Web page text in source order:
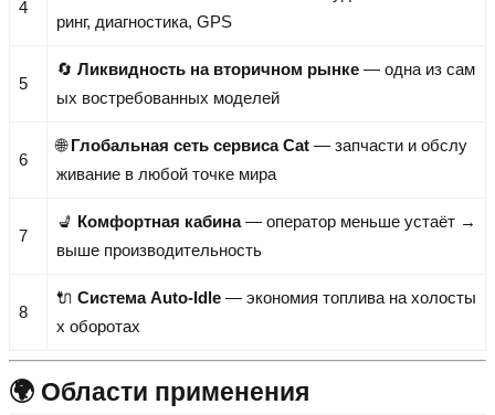
4
ринг, диагностика, GPS
5
🔄 Ликвидность на вторичном рынке — одна из сам
ых востребованных моделей
6
🌐Глобальная сеть сервиса Cat — запчасти и обслу
живание в любой точке мира
7
💺 Комфортная кабина— оператор меньше устаёт →
выше производительность
8
🔌 Система Auto-Idle — экономия топлива на холосты
х оборотах
🌍 Области применения